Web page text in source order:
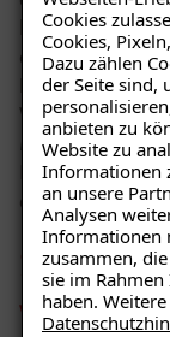
Cookies
Cookies,
Dazu zählen
der Seite sind,
anbieten zu
Website zu
Informationen
an unsere
Analysen
Informationen
zusammen,
sie im
haben.
hierbei um
der Kellerwand
Wenn nach der
Maßnahme der
Innenseiten
die Kellerräume
– jetzt